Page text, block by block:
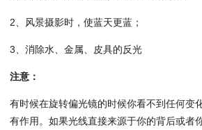
2、风景摄影时，使蓝天更蓝；
3、消除水、金属、皮具的反光
注意：
有时候在旋转偏光镜的时候你看不到任何变
有作用。如果光线直接来源于你的背后或者